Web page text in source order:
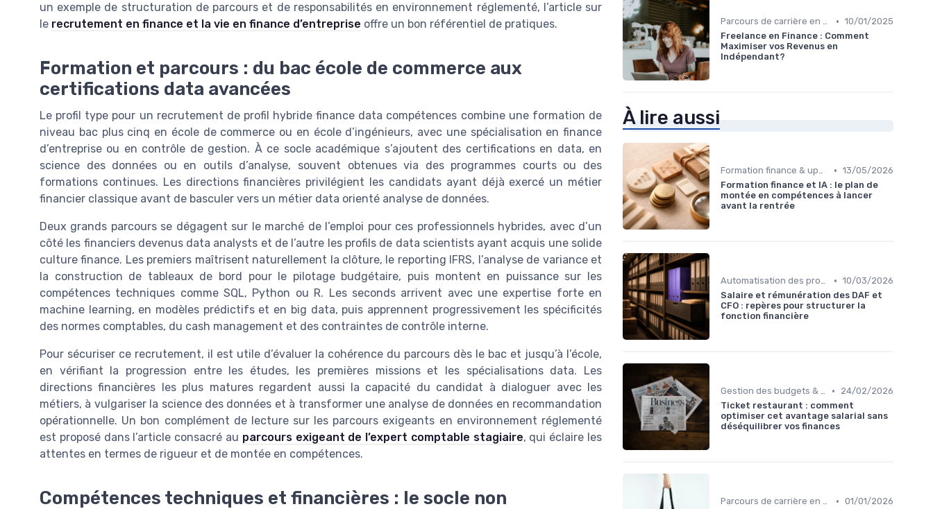
un exemple de structuration de parcours et de responsabilités en environnement réglementé, l’article sur
le recrutement en finance et la vie en finance d’entreprise offre un bon référentiel de pratiques.
Formation et parcours : du bac école de commerce aux
certifications data avancées
Le profil type pour un recrutement de profil hybride finance data compétences combine une formation de
niveau bac plus cinq en école de commerce ou en école d’ingénieurs, avec une spécialisation en finance
d’entreprise ou en contrôle de gestion. À ce socle académique s’ajoutent des certifications en data, en
science des données ou en outils d’analyse, souvent obtenues via des programmes courts ou des
formations continues. Les directions financières privilégient les candidats ayant déjà exercé un métier
financier classique avant de basculer vers un métier data orienté analyse de données.
Deux grands parcours se dégagent sur le marché de l’emploi pour ces professionnels hybrides, avec d’un
côté les financiers devenus data analysts et de l’autre les profils de data scientists ayant acquis une solide
culture finance. Les premiers maîtrisent naturellement la clôture, le reporting IFRS, l’analyse de variance et
la construction de tableaux de bord pour le pilotage budgétaire, puis montent en puissance sur les
compétences techniques comme SQL, Python ou R. Les seconds arrivent avec une expertise forte en
machine learning, en modèles prédictifs et en big data, puis apprennent progressivement les spécificités
des normes comptables, du cash management et des contraintes de contrôle interne.
Pour sécuriser ce recrutement, il est utile d’évaluer la cohérence du parcours dès le bac et jusqu’à l’école,
en vérifiant la progression entre les études, les premières missions et les spécialisations data. Les
directions financières les plus matures regardent aussi la capacité du candidat à dialoguer avec les
métiers, à vulgariser la science des données et à transformer une analyse de données en recommandation
opérationnelle. Un bon complément de lecture sur les parcours exigeants en environnement réglementé
est proposé dans l’article consacré au parcours exigeant de l’expert comptable stagiaire, qui éclaire les
attentes en termes de rigueur et de montée en compétences.
Compétences techniques et financières : le socle non
Parcours de carrière en finance • 10/01/2025
Freelance en Finance : Comment
Maximiser vos Revenus en
Indépendant?
À lire aussi
Formation finance & upskilling • 13/05/2026
Formation finance et IA : le plan de
montée en compétences à lancer
avant la rentrée
Automatisation des processus financiers • 10/03/2026
Salaire et rémunération des DAF et
CFO : repères pour structurer la
fonction financière
Gestion des budgets & prévisions •
24/02/2026
Ticket restaurant : comment
optimiser cet avantage salarial sans
déséquilibrer vos finances
Parcours de carrière en finance • 01/01/2026